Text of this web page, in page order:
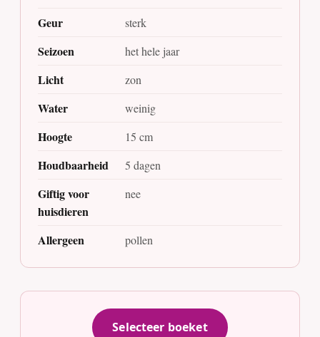
Geur sterk
Seizoen het hele jaar
Licht zon
Water weinig
Hoogte 15 cm
Houdbaarheid 5 dagen
Giftig voor
huisdieren
nee
Allergeen pollen
Selecteer boeket